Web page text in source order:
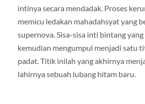
intinya secara mendadak. Proses
memicu ledakan mahadahsyat yang
supernova. Sisa-sisa inti bintang
kemudian mengumpul menjadi satu
padat. Titik inilah yang akhirnya
lahirnya sebuah lubang hitam baru.